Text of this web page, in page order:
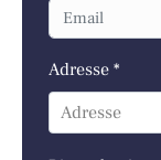
Adresse *
Adresse